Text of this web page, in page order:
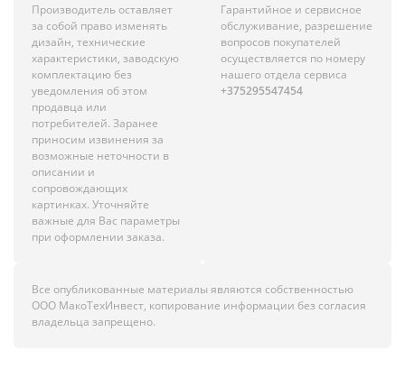
Производитель оставляет
за собой право изменять
дизайн, технические
характеристики, заводскую
комплектацию без
уведомления об этом
продавца или
потребителей. Заранее
приносим извинения за
возможные неточности в
описании и
сопровождающих
картинках. Уточняйте
важные для Вас параметры
при оформлении заказа.
Гарантийное и сервисное
обслуживание, разрешение
вопросов покупателей
осуществляется по номеру
нашего отдела сервиса
+375295547454
Все опубликованные материалы являются собственностью
ООО МакоТехИнвест, копирование информации без согласия
владельца запрещено.